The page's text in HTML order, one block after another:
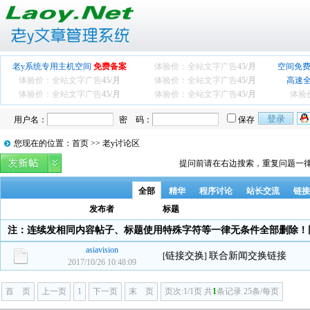
老y系统专用主机空间 免费备案 体验价：全站文字广告45/月
空间免
体验价：全站文字广告45/月 体验价：全站文字广告45/月
高速
体验价：全站文字广告45/月 体验价：全站文字广告45/月 体验
用户名： 密 码： 保存
您现在的位置：首页 >> 老y讨论区
提问前请在右边搜索，重复问题一
全部 精华 程序讨论 站长交流
链
发布者
标题
注：连续发相同内容帖子、标题使用特殊字符等一律无条件全部删除
asiavision
2017/10/26 10:48:09
[链接交换] 联合新闻交换链接
首 页 上一页 1 下一页 末 页 页次:1/1页 共1条记录 25条/每页